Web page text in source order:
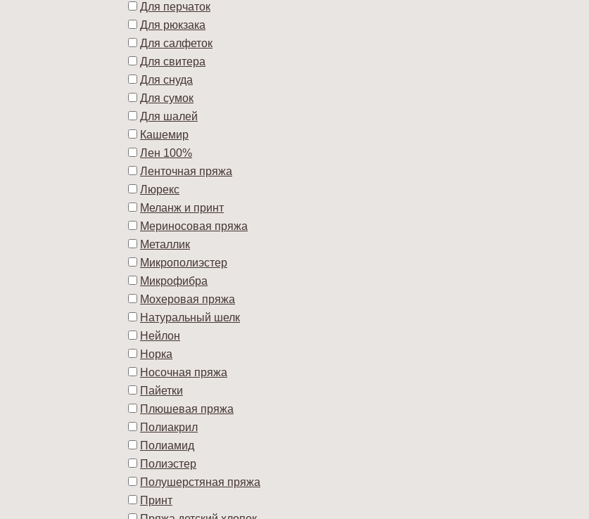
Для перчаток
Для рюкзака
Для салфеток
Для свитера
Для снуда
Для сумок
Для шалей
Кашемир
Лен 100%
Ленточная пряжа
Люрекс
Меланж и принт
Мериносовая пряжа
Металлик
Микрополиэстер
Микрофибра
Мохеровая пряжа
Натуральный шелк
Нейлон
Норка
Носочная пряжа
Пайетки
Плюшевая пряжа
Полиакрил
Полиамид
Полиэстер
Полушерстяная пряжа
Принт